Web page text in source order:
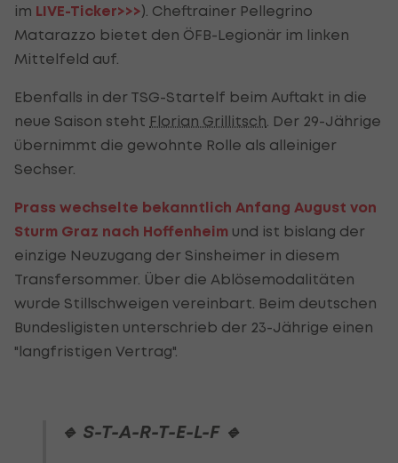
im LIVE-Ticker>>>). Cheftrainer Pellegrino
Matarazzo bietet den ÖFB-Legionär im linken
Mittelfeld auf.
Ebenfalls in der TSG-Startelf beim Auftakt in die
neue Saison steht Florian Grillitsch . Der 29-Jährige
übernimmt die gewohnte Rolle als alleiniger
Sechser.
Prass wechselte bekanntlich Anfang August von
Sturm Graz nach Hoffenheim und ist bislang der
einzige Neuzugang der Sinsheimer in diesem
Transfersommer. Über die Ablösemodalitäten
wurde Stillschweigen vereinbart. Beim deutschen
Bundesligisten unterschrieb der 23-Jährige einen
"langfristigen Vertrag".
🔹 S-T-A-R-T-E-L-F 🔹